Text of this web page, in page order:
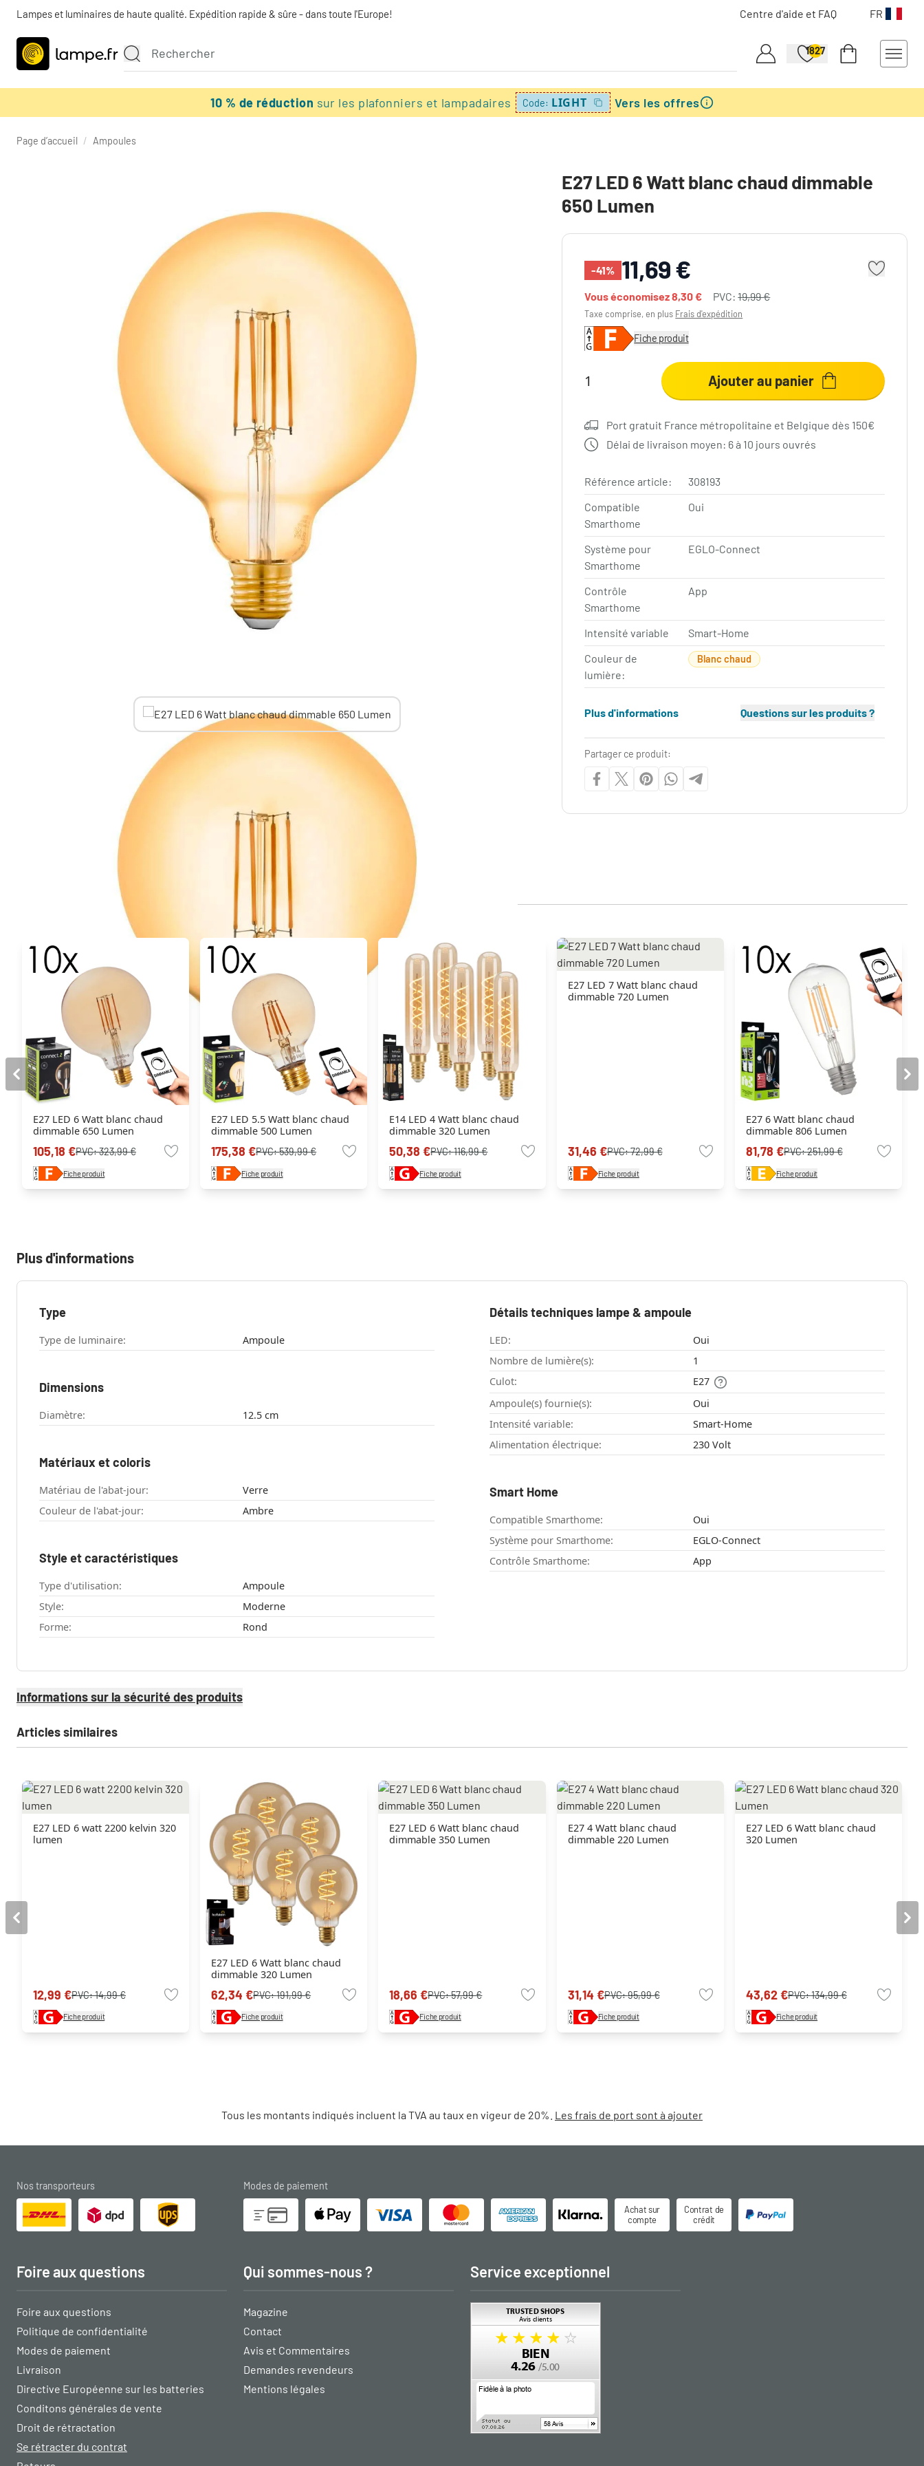
Lampes et luminaires de haute qualité. Expédition rapide & sûre - dans toute l'Europe! Centre d'aide et FAQ FR
1827
10 % de réduction sur les plafonniers et lampadaires Code: LIGHT Vers les offres
Page d’accueil / Ampoules
E27 LED 6 Watt blanc chaud dimmable
650 Lumen
-41% 11,69 €
Vous économisez8,30 € PVC:19,99 €
Taxe comprise, en plus Frais d'expédition
Fiche produit
Ajouter au panier
Port gratuit France métropolitaine et Belgique dès 150€
Délai de livraison moyen: 6 à 10 jours ouvrés
Référence article:
308193
Compatible
Smarthome
Oui
Système pour
Smarthome
EGLO-Connect
Contrôle
Smarthome
App
Intensité variable
Smart-Home
Couleur de
lumière:
Blanc chaud
Plus d'informations Questions sur les produits ?
Partager ce produit:
Autres produits similaires
E27 LED 6 Watt blanc chaud
dimmable 650 Lumen
105,18 €PVC:323,99 €
Fiche produit
E27 LED 5.5 Watt blanc chaud
dimmable 500 Lumen
175,38 €PVC:539,99 €
Fiche produit
E14 LED 4 Watt blanc chaud
dimmable 320 Lumen
50,38 €PVC:116,99 €
Fiche produit
E27 LED 7 Watt blanc chaud
dimmable 720 Lumen
31,46 €PVC:72,99 €
Fiche produit
E27 6 Watt blanc chaud
dimmable 806 Lumen
81,78 €PVC:251,99 €
Fiche produit
Plus d'informations
Type
Type de luminaire: Ampoule
Dimensions
Diamètre: 12.5 cm
Matériaux et coloris
Matériau de l'abat-jour:
Verre
Couleur de l'abat-jour:
Ambre
Style et caractéristiques
Type d'utilisation:
Ampoule
Style:
Moderne
Forme:
Rond
Détails techniques lampe & ampoule
LED:
Oui
Nombre de lumière(s):
1
Culot:
E27
Ampoule(s) fournie(s):
Oui
Intensité variable:
Smart-Home
Alimentation électrique:
230 Volt
Smart Home
Compatible Smarthome:
Oui
Système pour Smarthome:
EGLO-Connect
Contrôle Smarthome:
App
Informations sur la sécurité des produits
Articles similaires
E27 LED 6 watt 2200 kelvin 320
lumen
12,99 €PVC:14,99 €
Fiche produit
E27 LED 6 Watt blanc chaud
dimmable 320 Lumen
62,34 €PVC:191,99 €
Fiche produit
E27 LED 6 Watt blanc chaud
dimmable 350 Lumen
18,66 €PVC:57,99 €
Fiche produit
E27 4 Watt blanc chaud
dimmable 220 Lumen
31,14 €PVC:95,99 €
Fiche produit
E27 LED 6 Watt blanc chaud
320 Lumen
43,62 €PVC:134,99 €
Fiche produit
Tous les montants indiqués incluent la TVA au taux en vigeur de 20%. Les frais de port sont à ajouter
Nos transporteurs Modes de paiement
Achat sur
compte
Contrat de
crédit
Foire aux questions
Foire aux questions
Politique de confidentialité
Modes de paiement
Livraison
Directive Européenne sur les batteries
Conditons générales de vente
Droit de rétractation
Se rétracter du contrat
Qui sommes-nous ?
Magazine
Contact
Avis et Commentaires
Demandes revendeurs
Mentions légales
Service exceptionnel